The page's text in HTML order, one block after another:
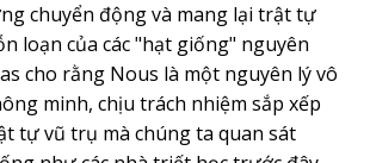
chuyển động và mang lại trật tự
loạn của các "hạt giống" nguyên
cho rằng Nous là một nguyên lý vô
minh, chịu trách nhiệm sắp xếp
tự vũ trụ mà chúng ta quan sát